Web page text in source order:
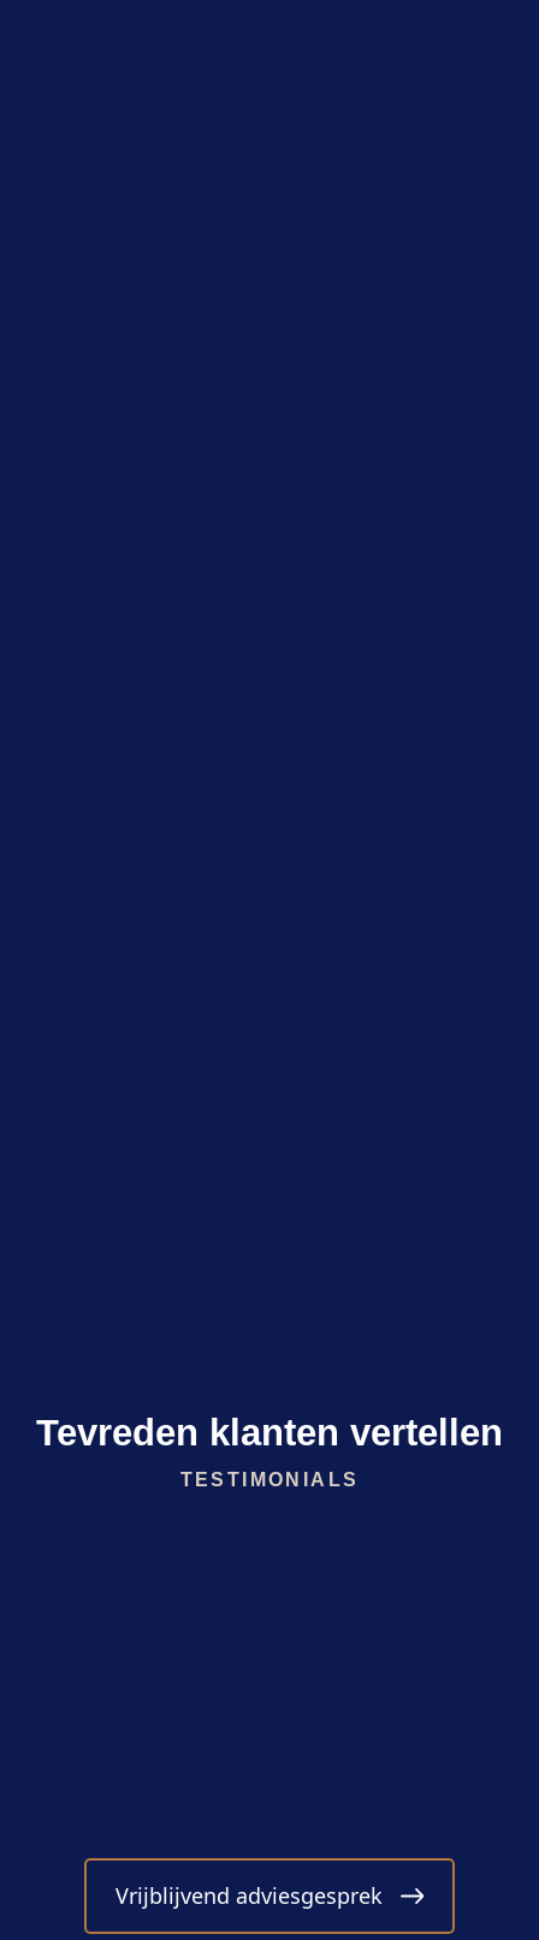
Tevreden klanten vertellen
TESTIMONIALS
Vrijblijvend adviesgesprek